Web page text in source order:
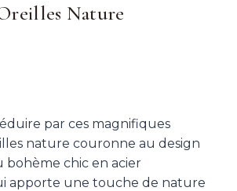
Nature
par ces magnifiques
nature couronne au design
bohème chic en acier
apporte une touche de nature